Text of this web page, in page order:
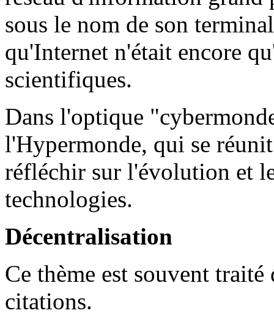
sous le nom de son
qu'Internet n'était encore
scientifiques.
Dans l'optique
l'Hypermonde, qui se
réfléchir sur l'évolution et
technologies.
Décentralisation
Ce thème est souvent traité
citations.